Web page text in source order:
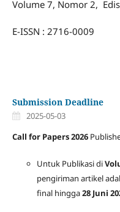
Volume 7, Nomor 2,
E-ISSN : 2716-0009
Submission Deadline
2025-05-03
Call for Papers 2026
Untuk Publikasi di
pengiriman artikel
final hingga28 Juni